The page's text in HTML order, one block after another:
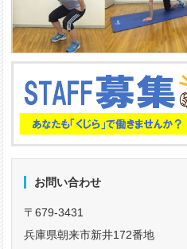
お問い合わせ
〒679-3431
兵庫県朝来市新井172番地